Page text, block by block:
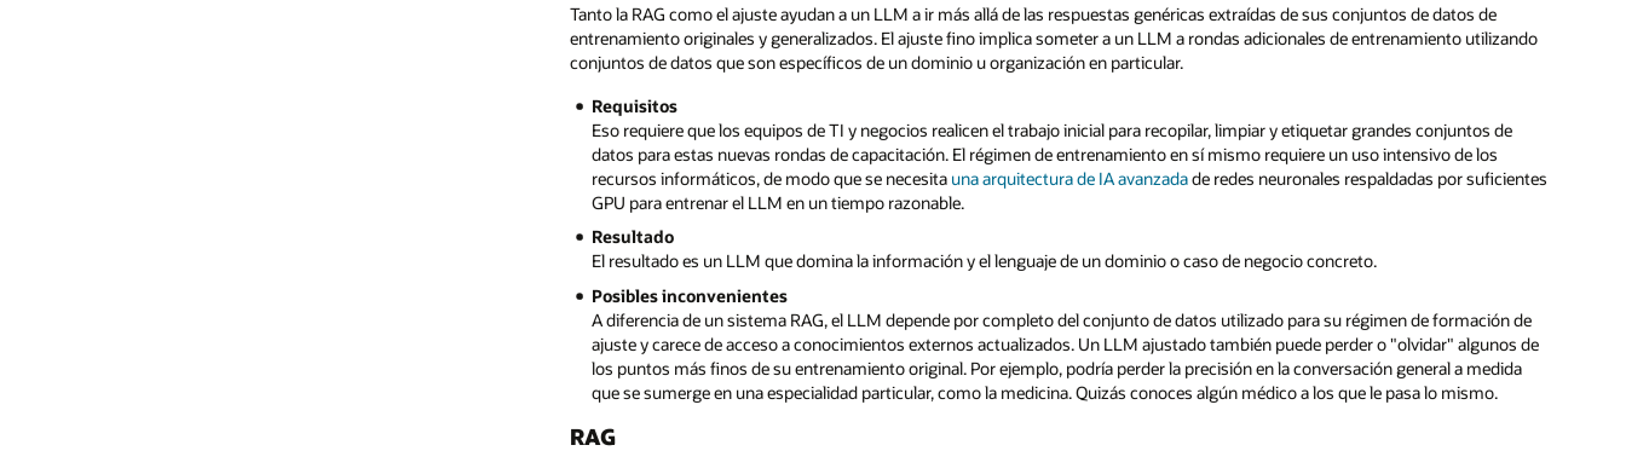
Tanto la RAG como el ajuste ayudan a un LLM a ir más allá de las respuestas genéricas extraídas de sus conjuntos de datos de
entrenamiento originales y generalizados. El ajuste fino implica someter a un LLM a rondas adicionales de entrenamiento utilizando
conjuntos de datos que son específicos de un dominio u organización en particular.
Requisitos
Eso requiere que los equipos de TI y negocios realicen el trabajo inicial para recopilar, limpiar y etiquetar grandes conjuntos de
datos para estas nuevas rondas de capacitación. El régimen de entrenamiento en sí mismo requiere un uso intensivo de los
recursos informáticos, de modo que se necesita una arquitectura de IA avanzadade redes neuronales respaldadas por suficientes
GPU para entrenar el LLM en un tiempo razonable.
Resultado
El resultado es un LLM que domina la información y el lenguaje de un dominio o caso de negocio concreto.
Posibles inconvenientes
A diferencia de un sistema RAG, el LLM depende por completo del conjunto de datos utilizado para su régimen de formación de
ajuste y carece de acceso a conocimientos externos actualizados. Un LLM ajustado también puede perder o "olvidar" algunos de
los puntos más finos de su entrenamiento original. Por ejemplo, podría perder la precisión en la conversación general a medida
que se sumerge en una especialidad particular, como la medicina. Quizás conoces algún médico a los que le pasa lo mismo.
RAG